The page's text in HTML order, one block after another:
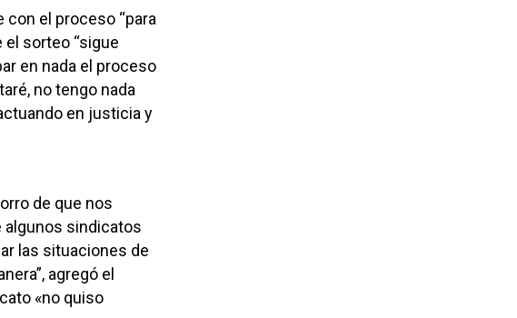
con el proceso “para
sorteo “sigue
en nada el proceso
no tengo nada
en justicia y
de que nos
algunos sindicatos
las situaciones de
agregó el
«no quiso